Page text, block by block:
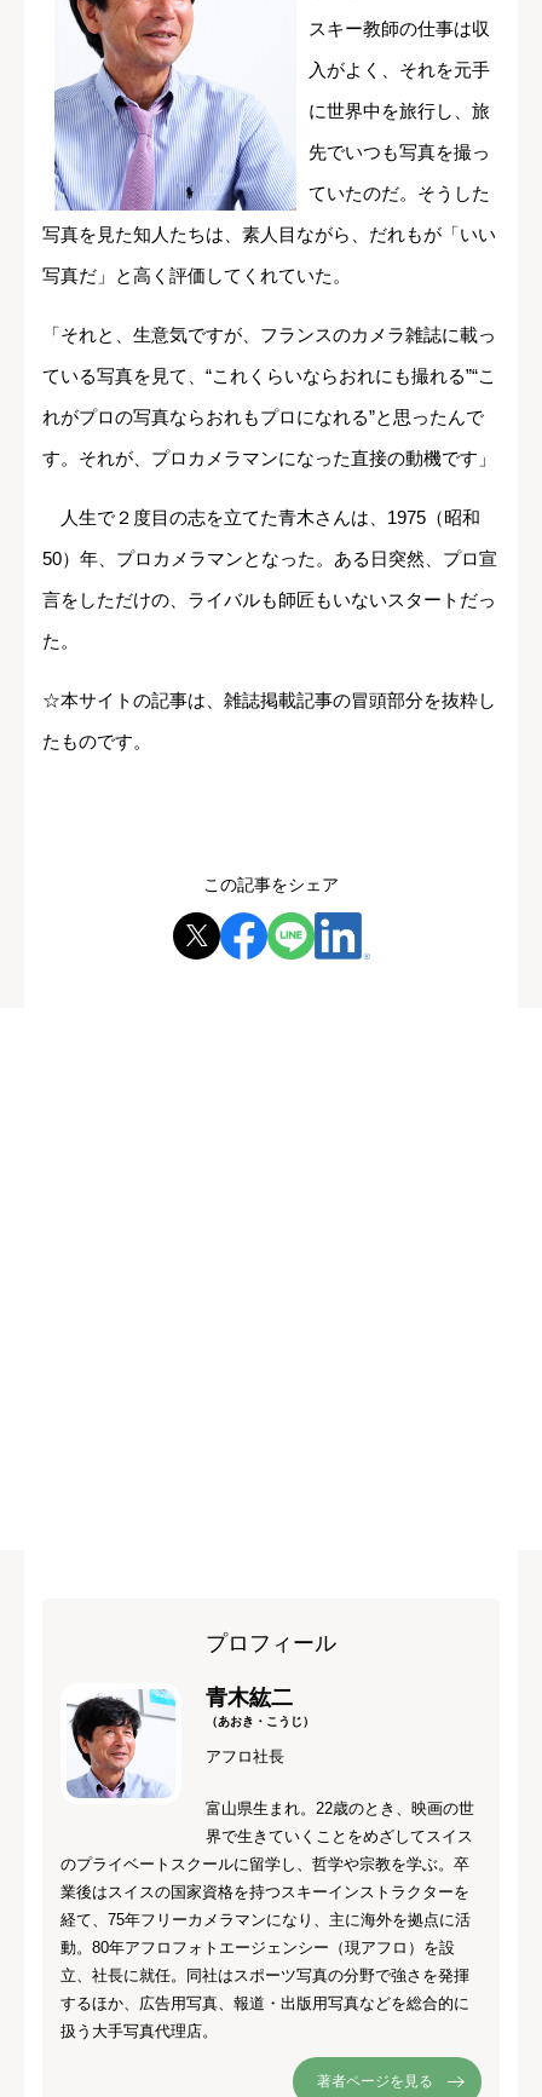
スキー教師の仕事は収
入がよく、それを元手
に世界中を旅行し、旅
先でいつも写真を撮っ
ていたのだ。そうした
写真を見た知人たちは、素人目ながら、だれもが「いい
写真だ」と高く評価してくれていた。
「それと、生意気ですが、フランスのカメラ雑誌に載っ
ている写真を見て、“これくらいならおれにも撮れる”“こ
れがプロの写真ならおれもプロになれる”と思ったんで
す。それが、プロカメラマンになった直接の動機です」
人生で２度目の志を立てた青木さんは、1975（昭和
50）年、プロカメラマンとなった。ある日突然、プロ宣
言をしただけの、ライバルも師匠もいないスタートだっ
た。
☆本サイトの記事は、雑誌掲載記事の冒頭部分を抜粋し
たものです。
この記事をシェア
プロフィール
青木紘二
（あおき・こうじ）
アフロ社長
富山県生まれ。22歳のとき、映画の世
界で生きていくことをめざしてスイス
のプライベートスクールに留学し、哲学や宗教を学ぶ。卒
業後はスイスの国家資格を持つスキーインストラクターを
経て、75年フリーカメラマンになり、主に海外を拠点に活
動。80年アフロフォトエージェンシー（現アフロ）を設
立、社長に就任。同社はスポーツ写真の分野で強さを発揮
するほか、広告用写真、報道・出版用写真などを総合的に
扱う大手写真代理店。
著者ページを見る